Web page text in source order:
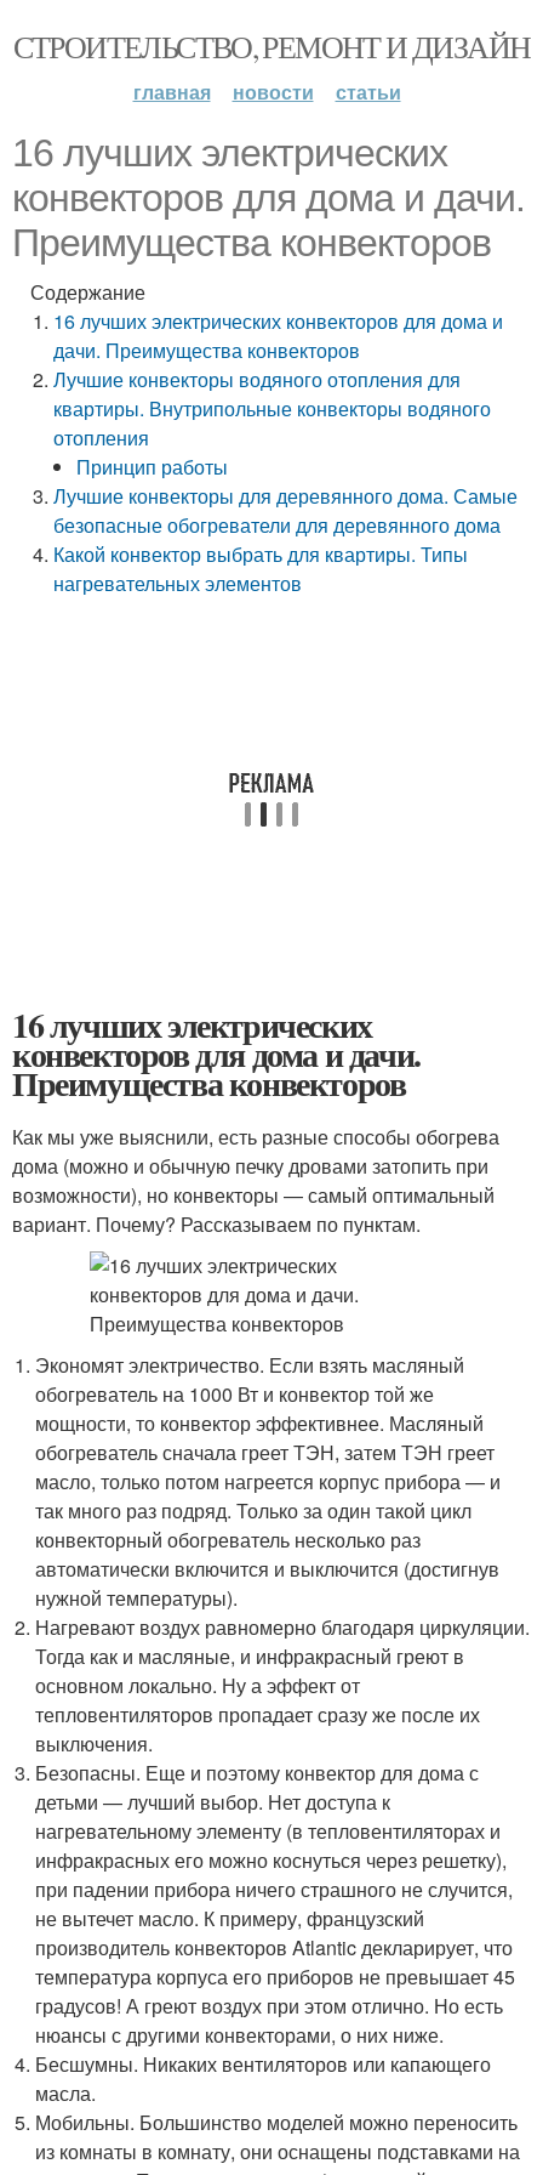
СТРОИТЕЛЬСТВО, РЕМОНТ И ДИЗАЙН
главная новости статьи
16 лучших электрических
конвекторов для дома и дачи.
Преимущества конвекторов
Содержание
16 лучших электрических конвекторов для дома и
дачи. Преимущества конвекторов
Лучшие конвекторы водяного отопления для
квартиры. Внутрипольные конвекторы водяного
отопления
Принцип работы
Лучшие конвекторы для деревянного дома. Самые
безопасные обогреватели для деревянного дома
Какой конвектор выбрать для квартиры. Типы
нагревательных элементов
16 лучших электрических
конвекторов для дома и дачи.
Преимущества конвекторов
Как мы уже выяснили, есть разные способы обогрева
дома (можно и обычную печку дровами затопить при
возможности), но конвекторы — самый оптимальный
вариант. Почему? Рассказываем по пунктам.
Экономят электричество. Если взять масляный
обогреватель на 1000 Вт и конвектор той же
мощности, то конвектор эффективнее. Масляный
обогреватель сначала греет ТЭН, затем ТЭН греет
масло, только потом нагреется корпус прибора — и
так много раз подряд. Только за один такой цикл
конвекторный обогреватель несколько раз
автоматически включится и выключится (достигнув
нужной температуры).
Нагревают воздух равномерно благодаря циркуляции.
Тогда как и масляные, и инфракрасный греют в
основном локально. Ну а эффект от
тепловентиляторов пропадает сразу же после их
выключения.
Безопасны. Еще и поэтому конвектор для дома с
детьми — лучший выбор. Нет доступа к
нагревательному элементу (в тепловентиляторах и
инфракрасных его можно коснуться через решетку),
при падении прибора ничего страшного не случится,
не вытечет масло. К примеру, французский
производитель конвекторов Atlantic декларирует, что
температура корпуса его приборов не превышает 45
градусов! А греют воздух при этом отлично. Но есть
нюансы с другими конвекторами, о них ниже.
Бесшумны. Никаких вентиляторов или капающего
масла.
Мобильны. Большинство моделей можно переносить
из комнаты в комнату, они оснащены подставками на